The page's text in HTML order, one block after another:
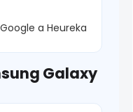
a Heureka
Galaxy